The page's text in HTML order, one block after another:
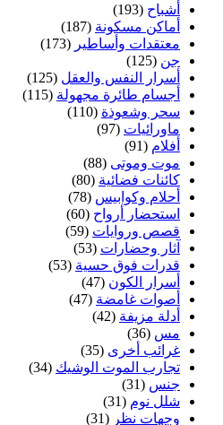
أشباح (193)
أماكن مسكونة (187)
معتقدات وأساطير (173)
جن (125)
أسرار النفس والعقل (125)
أجسام طائرة مجهولة (115)
سحر وشعوذة (110)
ماورائيات (97)
أفلام (91)
موت وموتى (88)
كائنات فضائية (80)
أحلام وكوابيس (78)
استحضار أرواح (60)
قصص وروايات (59)
آثار وحضارات (53)
قدرات فوق حسية (53)
أسرار الكون (47)
أصوات غامضة (47)
أدلة مزيفة (42)
مس (36)
غرائب أخرى (35)
تجارب الموت الوشيك (34)
جنس (31)
شلل نوم (31)
وجهات نظر (31)